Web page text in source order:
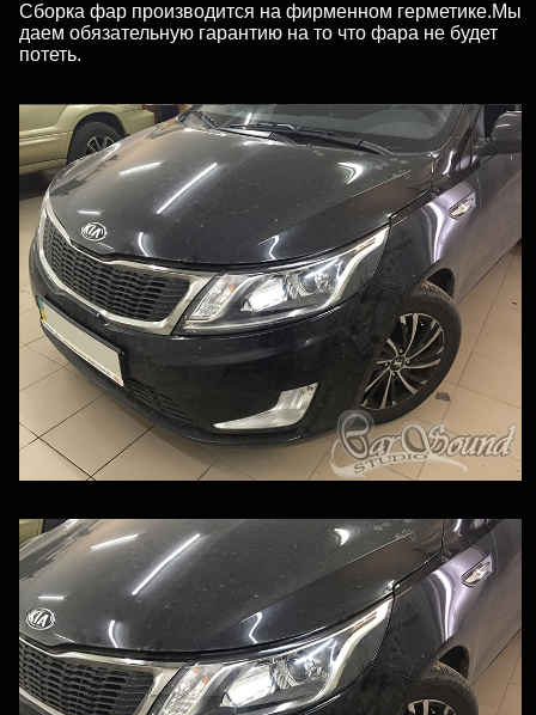
Сборка фар производится на фирменном герметике.Мы
даем обязательную гарантию на то что фара не будет
потеть.